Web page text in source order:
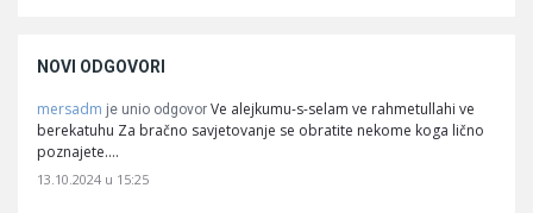
NOVI ODGOVORI
mersadm je unio odgovor Ve alejkumu-s-selam ve rahmetullahi ve
berekatuhu Za bračno savjetovanje se obratite nekome koga lično
poznajete.…
13.10.2024 u 15:25